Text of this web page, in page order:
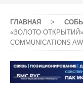
ГЛАВНАЯ >
«ЗОЛОТО
COMMUNICATIONS